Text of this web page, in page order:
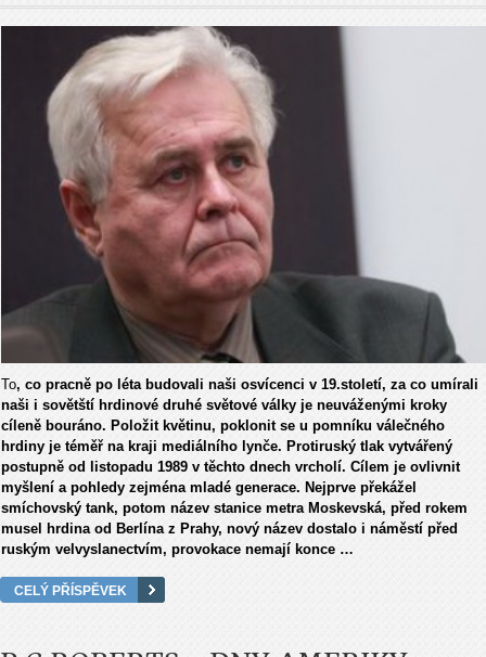
To, co pracně po léta budovali naši osvícenci v 19.století, za co umírali
naši i sovětští hrdinové druhé světové války je neuváženými kroky
cíleně bouráno. Položit květinu, poklonit se u pomníku válečného
hrdiny je téměř na kraji mediálního lynče. Protiruský tlak vytvářený
postupně od listopadu 1989 v těchto dnech vrcholí. Cílem je ovlivnit
myšlení a pohledy zejména mladé generace. Nejprve překážel
smíchovský tank, potom název stanice metra Moskevská, před rokem
musel hrdina od Berlína z Prahy, nový název dostalo i náměstí před
ruským velvyslanectvím, provokace nemají konce …
CELÝ PŘÍSPĚVEK